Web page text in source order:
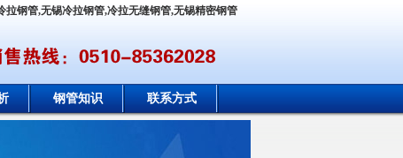
拉钢管,无锡冷拉钢管,冷拉无缝钢管,无锡精密钢管
钢管知识 联系方式